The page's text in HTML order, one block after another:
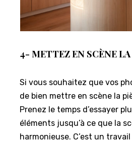
4- METTEZ EN SCÈNE
Si vous souhaitez que vos
de bien mettre en scène la
Prenez le temps d’essayer
éléments jusqu’à ce que la
harmonieuse. C’est un